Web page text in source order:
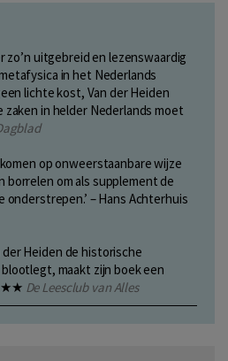
zo’n uitgebreid en lezenswaardig
in het Nederlands
lichte kost, Van der Heiden
in helder Nederlands moet
op onweerstaanbare wijze
borrelen om als supplement de
– Hans Achterhuis
der Heiden de historische
maakt zijn boek een
De Leesclub van Alles